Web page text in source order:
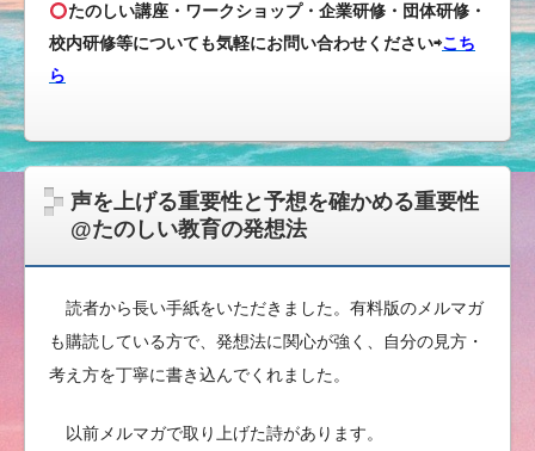
たのしい講座・ワークショップ・企業研修・団体研修・
校内研修等についても気軽にお問い合わせください⇨こち
ら
声を上げる重要性と予想を確かめる重要性
@たのしい教育の発想法
読者から長い手紙をいただきました。有料版のメルマガ
も購読している方で、発想法に関心が強く、自分の見方・
考え方を丁寧に書き込んでくれました。
以前メルマガで取り上げた詩があります。